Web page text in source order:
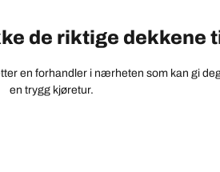
de riktige dekkene
en forhandler i nærheten som kan gi
en trygg kjøretur.